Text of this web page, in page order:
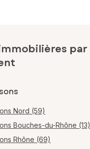
par
Nord (59)
Bouches-du-Rhône (13)
Rhône (69)